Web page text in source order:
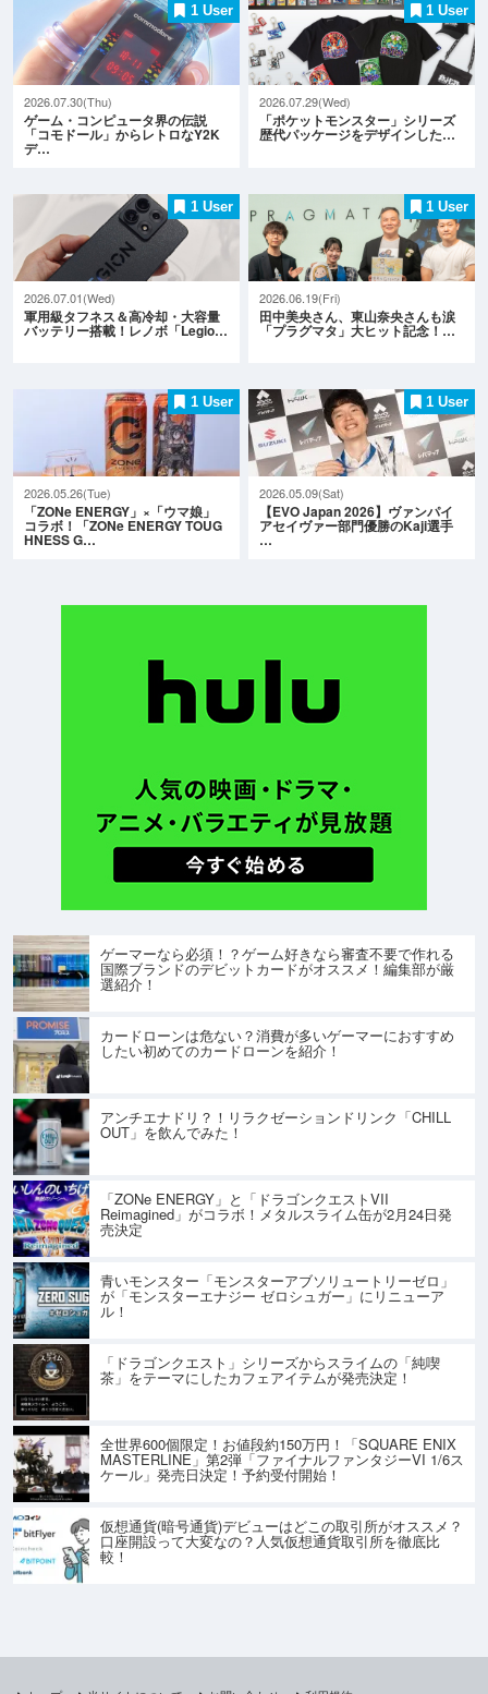
1 User
2026.07.30(Thu)
ゲーム・コンピュータ界の伝説
「コモドール」からレトロなY2K
デ…
1 User
2026.07.29(Wed)
「ポケットモンスター」シリーズ
歴代パッケージをデザインした…
1 User
2026.07.01(Wed)
軍用級タフネス＆高冷却・大容量
バッテリー搭載！レノボ「Legio…
1 User
2026.06.19(Fri)
田中美央さん、東山奈央さんも涙
「プラグマタ」大ヒット記念！…
1 User
2026.05.26(Tue)
「ZONe ENERGY」×「ウマ娘」
コラボ！「ZONe ENERGY TOUG
HNESS G…
1 User
2026.05.09(Sat)
【EVO Japan 2026】ヴァンパイ
アセイヴァー部門優勝のKaji選手
…
ゲーマーなら必須！？ゲーム好きなら審査不要で作れる
国際ブランドのデビットカードがオススメ！編集部が厳
選紹介！
カードローンは危ない？消費が多いゲーマーにおすすめ
したい初めてのカードローンを紹介！
アンチエナドリ？！リラクゼーションドリンク「CHILL
OUT」を飲んでみた！
「ZONe ENERGY」と「ドラゴンクエストVII
Reimagined」がコラボ！メタルスライム缶が2月24日発
売決定
青いモンスター「モンスターアブソリュートリーゼロ」
が「モンスターエナジー ゼロシュガー」にリニューア
ル！
「ドラゴンクエスト」シリーズからスライムの「純喫
茶」をテーマにしたカフェアイテムが発売決定！
全世界600個限定！お値段約150万円！「SQUARE ENIX
MASTERLINE」第2弾「ファイナルファンタジーVI 1/6ス
ケール」発売日決定！予約受付開始！
仮想通貨(暗号通貨)デビューはどこの取引所がオススメ？
口座開設って大変なの？人気仮想通貨取引所を徹底比
較！